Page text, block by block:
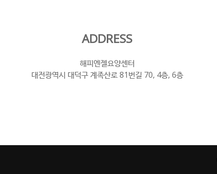
ADDRESS
해피엔젤요양센터
대전광역시 대덕구 계족산로 81번길 70, 4층, 6층